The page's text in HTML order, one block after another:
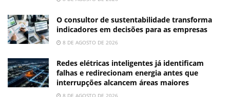
O consultor de sustentabilidade transforma
indicadores em decisões para as empresas
8 DE AGOSTO DE 2026
Redes elétricas inteligentes já identificam
falhas e redirecionam energia antes que
interrupções alcancem áreas maiores
8 DE AGOSTO DE 2026